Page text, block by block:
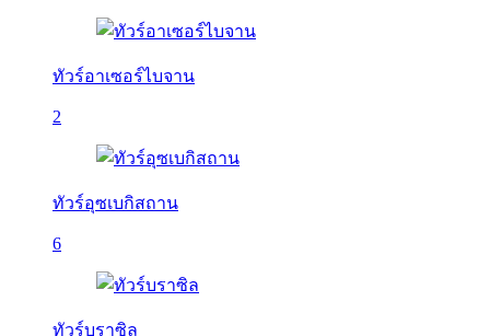
ทัวร์อาเซอร์ไบจาน
2
ทัวร์อุซเบกิสถาน
6
ทัวร์บราซิล